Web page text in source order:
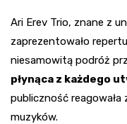
Ari Erev Trio, znane z
zaprezentowało
niesamowitą podróż
płynąca z każdego
publiczność
muzyków.